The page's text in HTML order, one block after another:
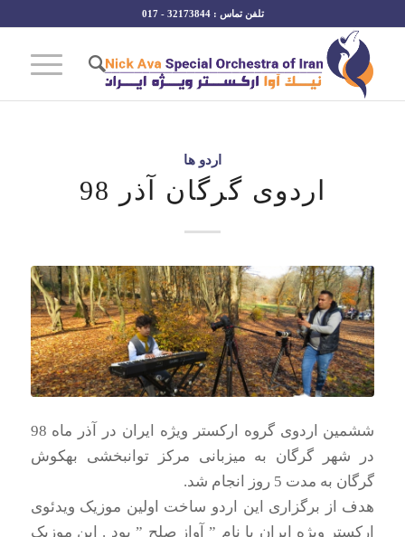
تلفن تماس : 32173844 - 017
اردو ها
اردوی گرگان آذر 98
ششمین اردوی گروه ارکستر ویژه ایران در آذر ماه 98
در شهر گرگان به میزبانی مرکز توانبخشی بهکوش
گرگان به مدت 5 روز انجام شد.
هدف از برگزاری این اردو ساخت اولین موزیک ویدئوی
ارکستر ویژه ایران با نام ” آواز صلح ” بود . این موزیک